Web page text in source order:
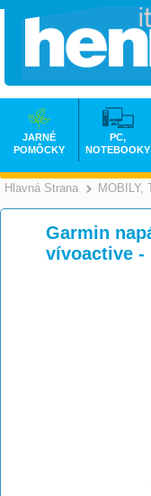
Hlavná Strana MOBILY,
Garmin
vívoactive -
JARNÉ
POMÔCKY
PC,
NOTEBOOKY